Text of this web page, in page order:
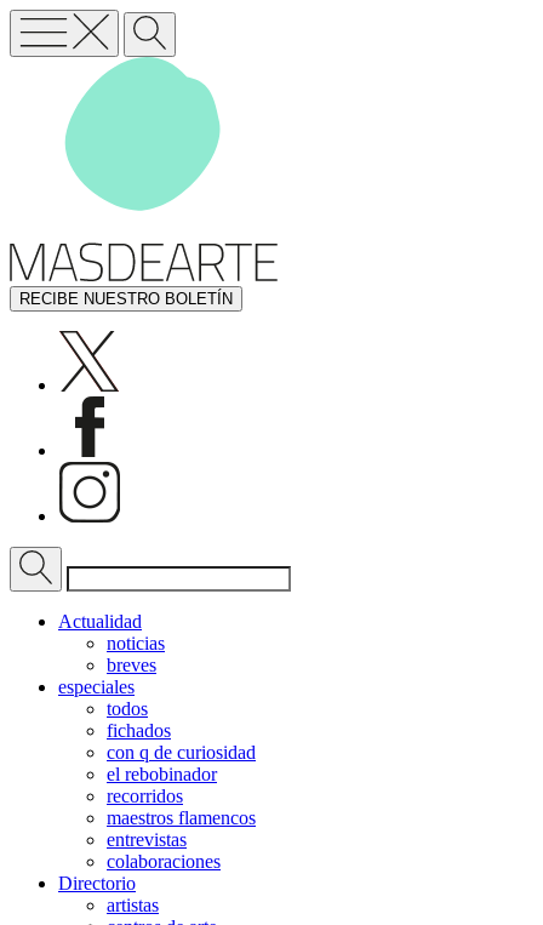
RECIBE NUESTRO BOLETÍN
Actualidad
noticias
breves
especiales
todos
fichados
con q de curiosidad
el rebobinador
recorridos
maestros flamencos
entrevistas
colaboraciones
Directorio
artistas